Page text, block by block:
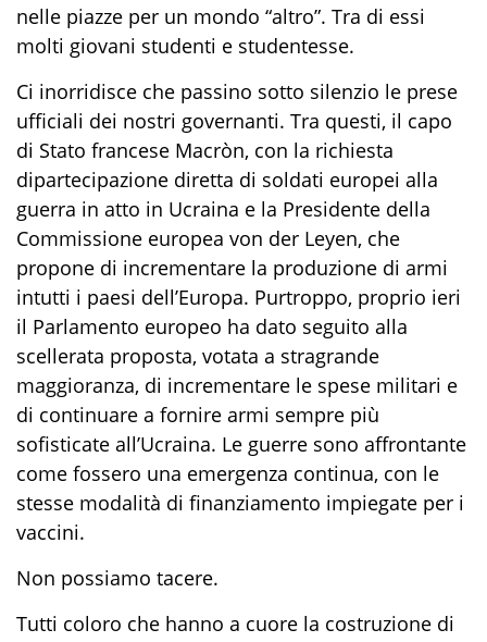
nelle piazze per un mondo “altro”. Tra di essi
molti giovani studenti e studentesse.
Ci inorridisce che passino sotto silenzio le prese
ufficiali dei nostri governanti. Tra questi, il capo
di Stato francese Macròn, con la richiesta
dipartecipazione diretta di soldati europei alla
guerra in atto in Ucraina e la Presidente della
Commissione europea von der Leyen, che
propone di incrementare la produzione di armi
intutti i paesi dell’Europa. Purtroppo, proprio ieri
il Parlamento europeo ha dato seguito alla
scellerata proposta, votata a stragrande
maggioranza, di incrementare le spese militari e
di continuare a fornire armi sempre più
sofisticate all’Ucraina. Le guerre sono affrontante
come fossero una emergenza continua, con le
stesse modalità di finanziamento impiegate per i
vaccini.
Non possiamo tacere.
Tutti coloro che hanno a cuore la costruzione di